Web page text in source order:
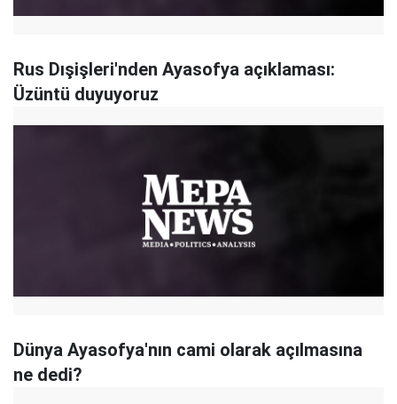
Rus Dışişleri'nden Ayasofya açıklaması:
Üzüntü duyuyoruz
Dünya Ayasofya'nın cami olarak açılmasına
ne dedi?